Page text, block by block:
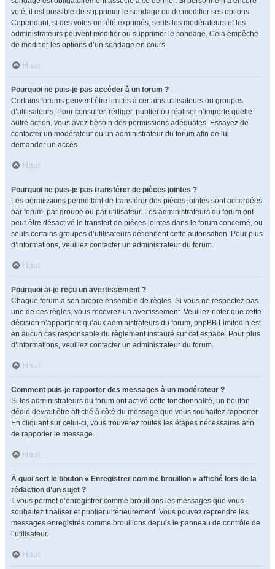
voté, il est possible de supprimer le sondage ou de modifier ses options.
Cependant, si des votes ont été exprimés, seuls les modérateurs et les
administrateurs peuvent modifier ou supprimer le sondage. Cela empêche
de modifier les options d’un sondage en cours.
Haut
Pourquoi ne puis-je pas accéder à un forum ?
Certains forums peuvent être limités à certains utilisateurs ou groupes
d’utilisateurs. Pour consulter, rédiger, publier ou réaliser n’importe quelle
autre action, vous avez besoin des permissions adéquates. Essayez de
contacter un modérateur ou un administrateur du forum afin de lui
demander un accès.
Haut
Pourquoi ne puis-je pas transférer de pièces jointes ?
Les permissions permettant de transférer des pièces jointes sont accordées
par forum, par groupe ou par utilisateur. Les administrateurs du forum ont
peut-être désactivé le transfert de pièces jointes dans le forum concerné, ou
seuls certains groupes d’utilisateurs détiennent cette autorisation. Pour plus
d’informations, veuillez contacter un administrateur du forum.
Haut
Pourquoi ai-je reçu un avertissement ?
Chaque forum a son propre ensemble de règles. Si vous ne respectez pas
une de ces règles, vous recevrez un avertissement. Veuillez noter que cette
décision n’appartient qu’aux administrateurs du forum, phpBB Limited n’est
en aucun cas responsable du règlement instauré sur cet espace. Pour plus
d’informations, veuillez contacter un administrateur du forum.
Haut
Comment puis-je rapporter des messages à un modérateur ?
Si les administrateurs du forum ont activé cette fonctionnalité, un bouton
dédié devrait être affiché à côté du message que vous souhaitez rapporter.
En cliquant sur celui-ci, vous trouverez toutes les étapes nécessaires afin
de rapporter le message.
Haut
À quoi sert le bouton « Enregistrer comme brouillon » affiché lors de la
rédaction d’un sujet ?
Il vous permet d’enregistrer comme brouillons les messages que vous
souhaitez finaliser et publier ultérieurement. Vous pouvez reprendre les
messages enregistrés comme brouillons depuis le panneau de contrôle de
l’utilisateur.
Haut